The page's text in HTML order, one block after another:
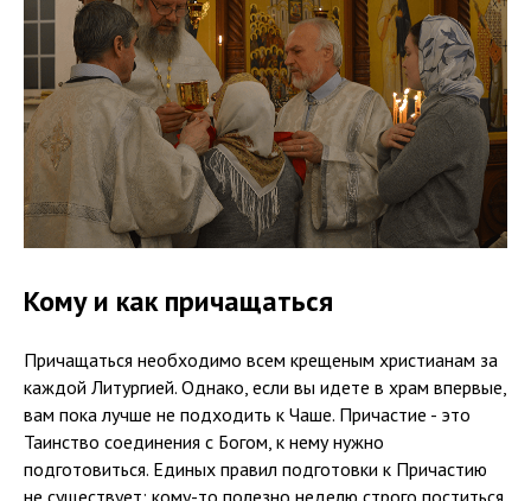
Кому и как причащаться
Причащаться необходимо всем крещеным христианам за
каждой Литургией. Однако, если вы идете в храм впервые,
вам пока лучше не подходить к Чаше. Причастие - это
Таинство соединения с Богом, к нему нужно
подготовиться. Единых правил подготовки к Причастию
не существует: кому-то полезно неделю строго поститься